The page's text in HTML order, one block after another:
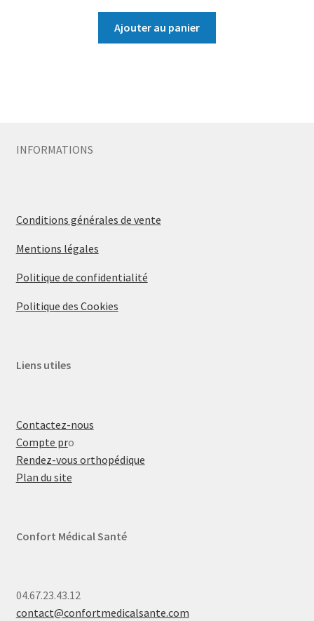
Ajouter au panier
INFORMATIONS
Conditions générales de vente
Mentions légales
Politique de confidentialité
Politique des Cookies
Liens utiles
Contactez-nous
Compte pro
Rendez-vous orthopédique
Plan du site
Confort Médical Santé
04.67.23.43.12
contact@confortmedicalsante.com